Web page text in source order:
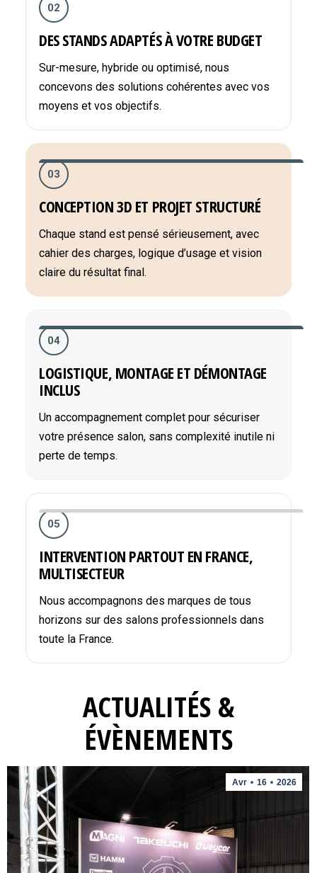
02
DES STANDS ADAPTÉS À VOTRE BUDGET
Sur-mesure, hybride ou optimisé, nous
concevons des solutions cohérentes avec vos
moyens et vos objectifs.
03
CONCEPTION 3D ET PROJET STRUCTURÉ
Chaque stand est pensé sérieusement, avec
cahier des charges, logique d’usage et vision
claire du résultat final.
04
LOGISTIQUE, MONTAGE ET DÉMONTAGE
INCLUS
Un accompagnement complet pour sécuriser
votre présence salon, sans complexité inutile ni
perte de temps.
05
INTERVENTION PARTOUT EN FRANCE,
MULTISECTEUR
Nous accompagnons des marques de tous
horizons sur des salons professionnels dans
toute la France.
ACTUALITÉS &
ÉVÈNEMENTS
Avr 16 2026